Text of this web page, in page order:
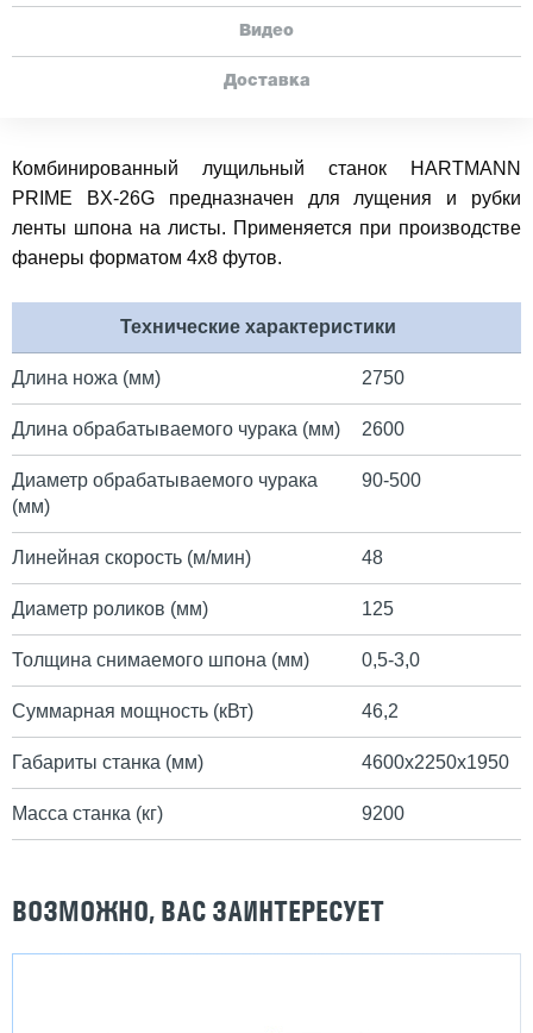
Видео
Доставка
Комбинированный лущильный станок HARTMANN
PRIME BX-26G предназначен для лущения и рубки
ленты шпона на листы. Применяется при производстве
фанеры форматом 4х8 футов.
Технические характеристики
Длина ножа (мм) 2750
Длина обрабатываемого чурака (мм) 2600
Диаметр обрабатываемого чурака
(мм)
90-500
Линейная скорость (м/мин) 48
Диаметр роликов (мм) 125
Толщина снимаемого шпона (мм) 0,5-3,0
Суммарная мощность (кВт) 46,2
Габариты станка (мм) 4600х2250х1950
Масса станка (кг) 9200
ВОЗМОЖНО, ВАС ЗАИНТЕРЕСУЕТ